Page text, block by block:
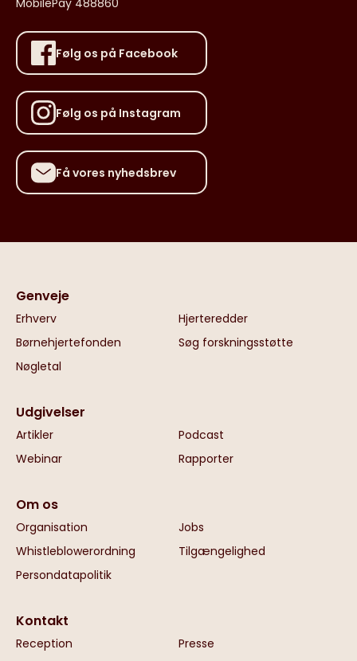
MobilePay 488860
Følg os på Facebook
Følg os på Instagram
Få vores nyhedsbrev
Genveje
Erhverv
Hjerteredder
Børnehjertefonden
Søg forskningsstøtte
Nøgletal
Udgivelser
Artikler
Podcast
Webinar
Rapporter
Om os
Organisation
Jobs
Whistleblowerordning
Tilgængelighed
Persondatapolitik
Kontakt
Reception
Presse